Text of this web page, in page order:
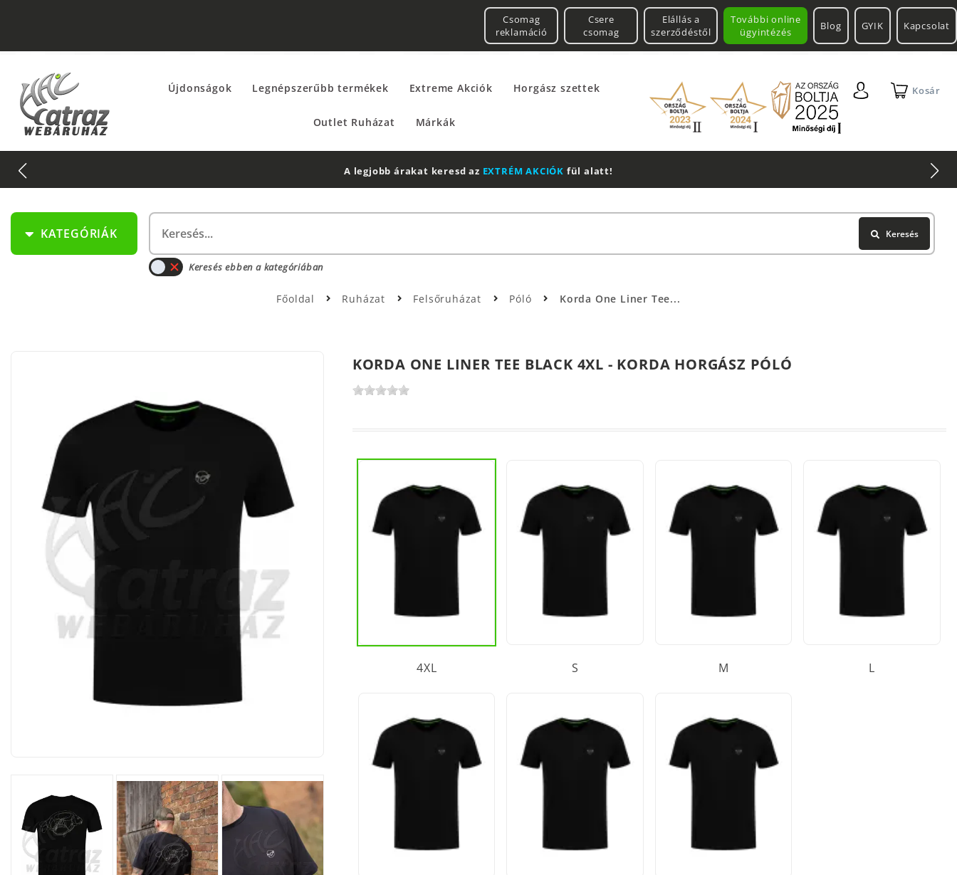
További online
ügyintézés
Csomag
reklamáció
Csere
csomag
Elállás a
szerződéstől
Blog GYIK Kapcsolat
Újdonságok Legnépszerűbb termékek Extreme Akciók Horgász szettek
Outlet Ruházat Márkák
Kosár
A legjobb árakat keresd az EXTRÉM AKCIÓK fül alatt!
KATEGÓRIÁK Keresés
Keresés ebben a kategóriában
Főoldal Ruházat Felsőruházat Póló Korda One Liner Tee...
KORDA ONE LINER TEE BLACK 4XL - KORDA HORGÁSZ PÓLÓ
4XL S M L